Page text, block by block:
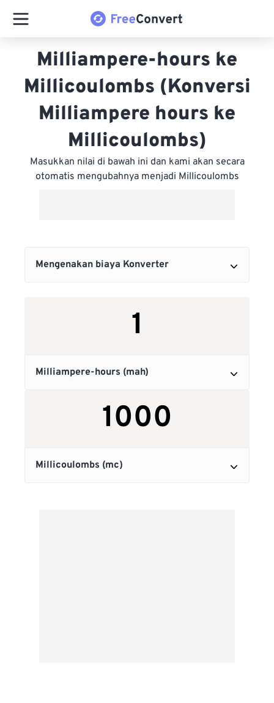
Milliampere-hours ke
Millicoulombs (Konversi
Milliampere hours ke
Millicoulombs)
Masukkan nilai di bawah ini dan kami akan secara
otomatis mengubahnya menjadi Millicoulombs